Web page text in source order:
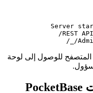
للوصول إلى لوحة